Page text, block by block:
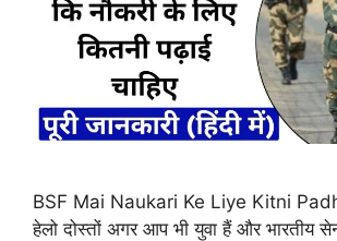
BSF Mai Naukari Ke Liye Kitni
हेलो दोस्तों अगर आप भी युवा हैं और भारतीय